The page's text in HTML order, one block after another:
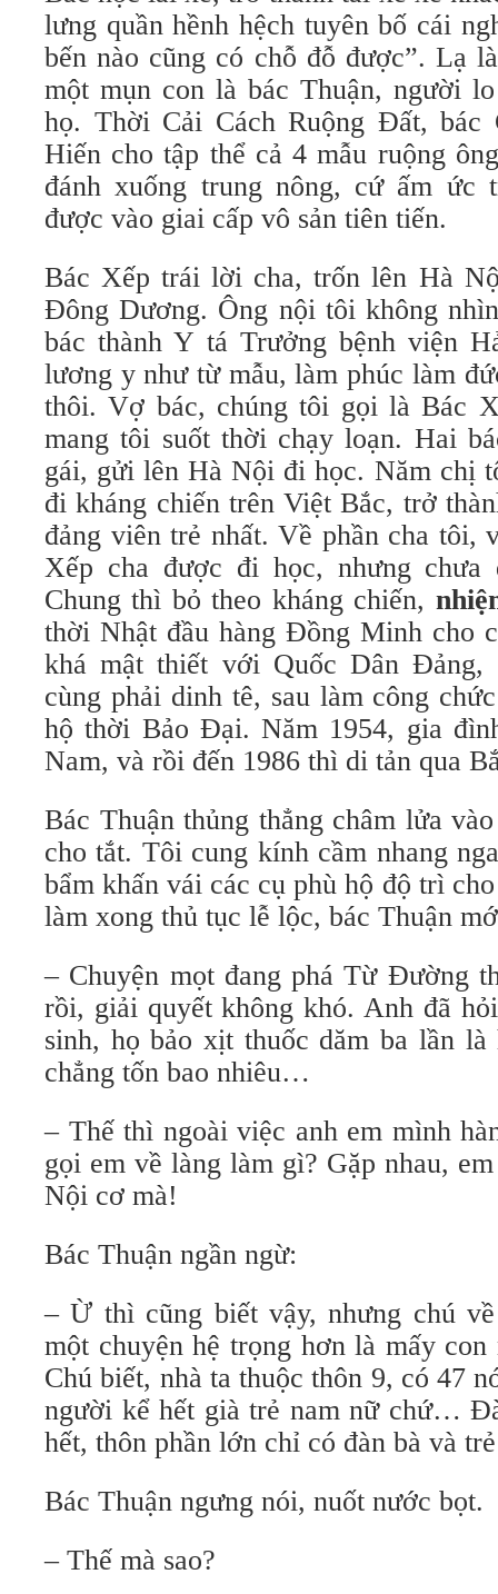
lưng quần hềnh hệch tuyên bố cái
bến nào cũng có chỗ đỗ được”. Lạ
một mụn con là bác Thuận, người
họ. Thời Cải Cách Ruộng Đất,
Hiến cho tập thể cả 4 mẫu ruộng
đánh xuống trung nông, cứ ấm ức
được vào giai cấp vô sản tiên tiến.
Bác Xếp trái lời cha, trốn lên Hà
Đông Dương. Ông nội tôi không
bác thành Y tá Trưởng bệnh viện
lương y như từ mẫu, làm phúc làm
thôi. Vợ bác, chúng tôi gọi là Bác
mang tôi suốt thời chạy loạn. Hai
gái, gửi lên Hà Nội đi học. Năm chị
đi kháng chiến trên Việt Bắc, trở
đảng viên trẻ nhất. Về phần cha tôi,
Xếp cha được đi học, nhưng chưa
Chung thì bỏ theo kháng chiến,
thời Nhật đầu hàng Đồng Minh cho
khá mật thiết với Quốc Dân Đảng,
cùng phải dinh tê, sau làm công
hộ thời Bảo Đại. Năm 1954, gia
Nam, và rồi đến 1986 thì di tản qua
Bác Thuận thủng thẳng châm lửa
cho tắt. Tôi cung kính cầm nhang
bẩm khấn vái các cụ phù hộ độ trì
làm xong thủ tục lễ lộc, bác Thuận
– Chuyện mọt đang phá Từ Đường
rồi, giải quyết không khó. Anh đã
sinh, họ bảo xịt thuốc dăm ba lần
chẳng tốn bao nhiêu…
– Thế thì ngoài việc anh em mình
gọi em về làng làm gì? Gặp nhau,
Nội cơ mà!
Bác Thuận ngần ngừ:
– Ừ thì cũng biết vậy, nhưng chú
một chuyện hệ trọng hơn là mấy
Chú biết, nhà ta thuộc thôn 9, có 47
người kể hết già trẻ nam nữ chứ…
hết, thôn phần lớn chỉ có đàn bà và
Bác Thuận ngưng nói, nuốt nước bọt.
– Thế mà sao?